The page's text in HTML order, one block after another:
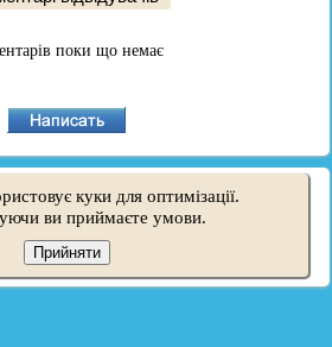
поки що немає
сайту·Власникам Hyundai
3·Elantra 1·Elantra 2·
Santa Fe 2·
куки для оптимізації.
ви приймаєте умови.
Прийняти